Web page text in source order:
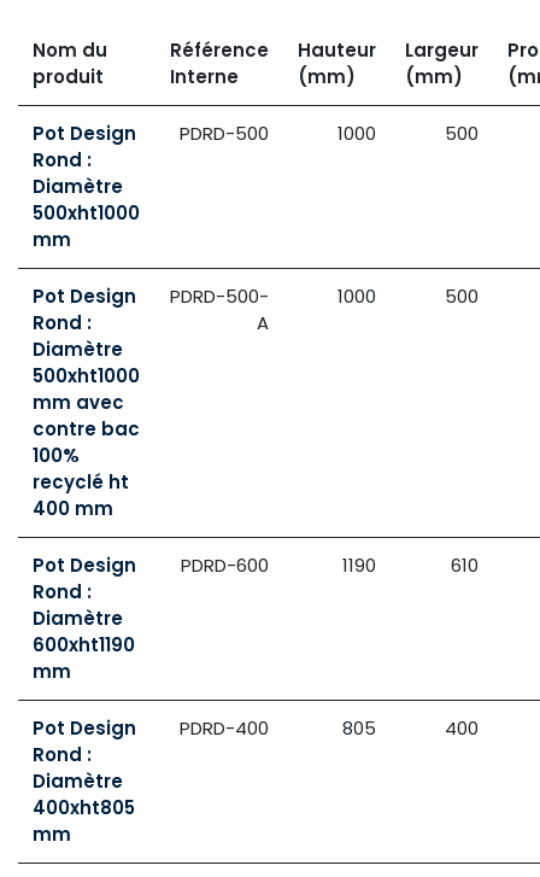
Nom du
produit
Référence
Interne
Hauteur
(mm)
Largeur
(mm)
Pot Design
Rond :
Diamètre
500xht1000
mm
PDRD-500 1000 500
Pot Design
Rond :
Diamètre
500xht1000
mm avec
contre bac
100%
recyclé ht
400 mm
PDRD-500-
A
1000 500
Pot Design
Rond :
Diamètre
600xht1190
mm
PDRD-600 1190 610
Pot Design
Rond :
Diamètre
400xht805
mm
PDRD-400 805 400